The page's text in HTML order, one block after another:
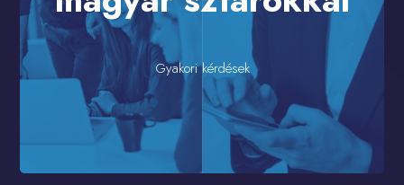
Gyakori kérdések